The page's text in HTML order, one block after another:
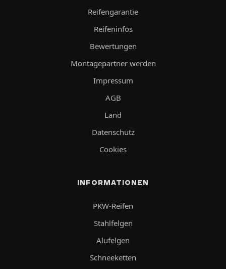
Reifengarantie
Reifeninfos
Bewertungen
Montagepartner werden
Impressum
AGB
Land
Datenschutz
Cookies
INFORMATIONEN
PKW-Reifen
Stahlfelgen
Alufelgen
Schneeketten